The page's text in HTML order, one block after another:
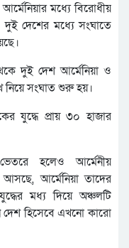
মধ্যে বিরোধীয়
দুই দেশের মধ্যে সংঘাতে
দুই দেশ আর্মেনিয়া ও
নিয়ে সংঘাত শুরু হয়।
যুদ্ধে প্রায় ৩০ হাজার
হলেও আর্মেনীয়
আর্মেনিয়া তাদের
মধ্য দিয়ে অঞ্চলটি
দেশ হিসেবে এখনো কারো